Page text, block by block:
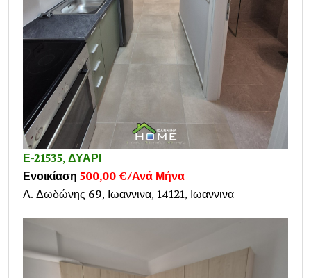
Ε-21535, ΔΥΑΡΙ
Ενοικίαση 500,00 €/Ανά Μήνα
Λ. Δωδώνης 69, Ιωαννινα, 14121, Ιωαννινα